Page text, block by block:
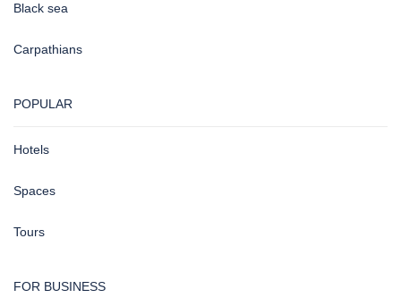
Black sea
Carpathians
POPULAR
Hotels
Spaces
Tours
FOR BUSINESS